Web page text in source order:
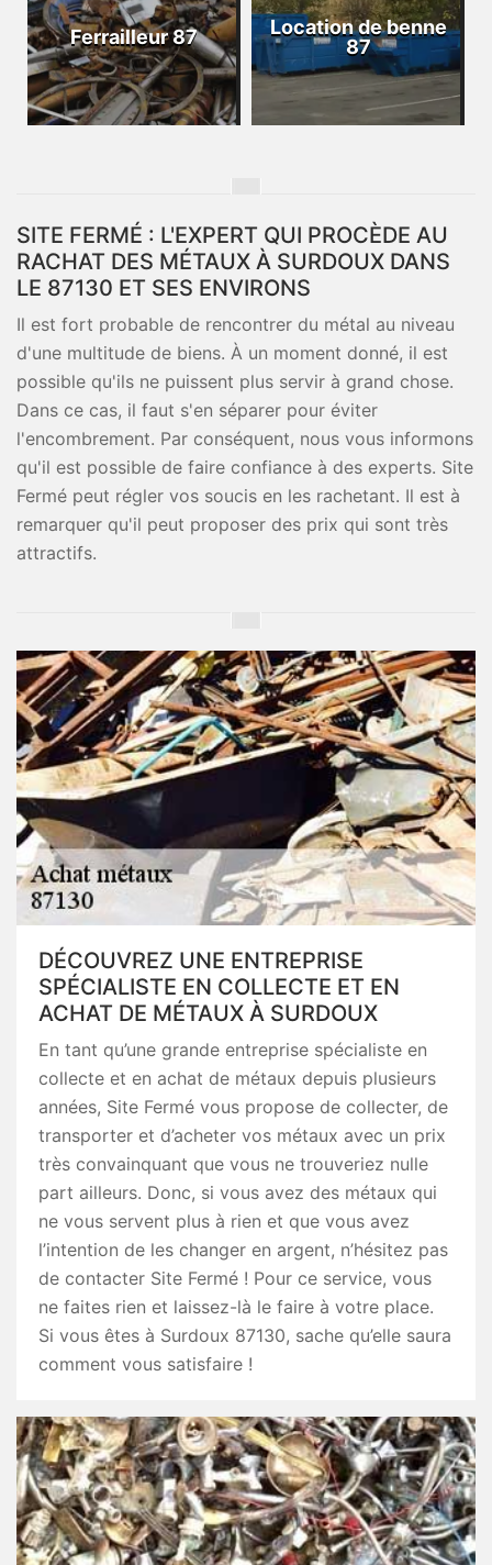
Ferrailleur 87
Location de benne
87
SITE FERMÉ : L'EXPERT QUI PROCÈDE AU
RACHAT DES MÉTAUX À SURDOUX DANS
LE 87130 ET SES ENVIRONS
Il est fort probable de rencontrer du métal au niveau
d'une multitude de biens. À un moment donné, il est
possible qu'ils ne puissent plus servir à grand chose.
Dans ce cas, il faut s'en séparer pour éviter
l'encombrement. Par conséquent, nous vous informons
qu'il est possible de faire confiance à des experts. Site
Fermé peut régler vos soucis en les rachetant. Il est à
remarquer qu'il peut proposer des prix qui sont très
attractifs.
DÉCOUVREZ UNE ENTREPRISE
SPÉCIALISTE EN COLLECTE ET EN
ACHAT DE MÉTAUX À SURDOUX
En tant qu’une grande entreprise spécialiste en
collecte et en achat de métaux depuis plusieurs
années, Site Fermé vous propose de collecter, de
transporter et d’acheter vos métaux avec un prix
très convainquant que vous ne trouveriez nulle
part ailleurs. Donc, si vous avez des métaux qui
ne vous servent plus à rien et que vous avez
l’intention de les changer en argent, n’hésitez pas
de contacter Site Fermé ! Pour ce service, vous
ne faites rien et laissez-là le faire à votre place.
Si vous êtes à Surdoux 87130, sache qu’elle saura
comment vous satisfaire !